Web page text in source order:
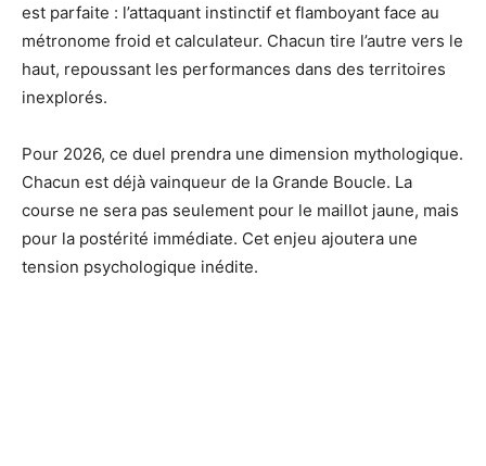
est parfaite : l’attaquant instinctif et flamboyant face au
métronome froid et calculateur. Chacun tire l’autre vers le
haut, repoussant les performances dans des territoires
inexplorés.
Pour 2026, ce duel prendra une dimension mythologique.
Chacun est déjà vainqueur de la Grande Boucle. La
course ne sera pas seulement pour le maillot jaune, mais
pour la postérité immédiate. Cet enjeu ajoutera une
tension psychologique inédite.